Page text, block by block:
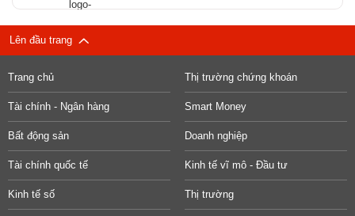
Lên đầu trang
Trang chủ Thị trường chứng khoán
Tài chính - Ngân hàng Smart Money
Bất động sản Doanh nghiệp
Tài chính quốc tế Kinh tế vĩ mô - Đầu tư
Kinh tế số Thị trường